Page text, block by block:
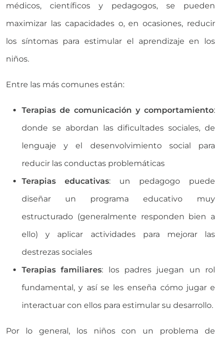
médicos, científicos y pedagogos, se pueden
maximizar las capacidades o, en ocasiones, reducir
los síntomas para estimular el aprendizaje en los
niños.
Entre las más comunes están:
Terapias de comunicación y comportamiento:
donde se abordan las dificultades sociales, de
lenguaje y el desenvolvimiento social para
reducir las conductas problemáticas
Terapias educativas: un pedagogo puede
diseñar un programa educativo muy
estructurado (generalmente responden bien a
ello) y aplicar actividades para mejorar las
destrezas sociales
Terapias familiares: los padres juegan un rol
fundamental, y así se les enseña cómo jugar e
interactuar con ellos para estimular su desarrollo.
Por lo general, los niños con un problema de